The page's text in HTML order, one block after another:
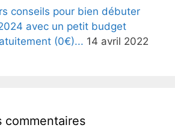
conseils pour bien débuter
avec un petit budget
(0€)... 14 avril 2022
commentaires